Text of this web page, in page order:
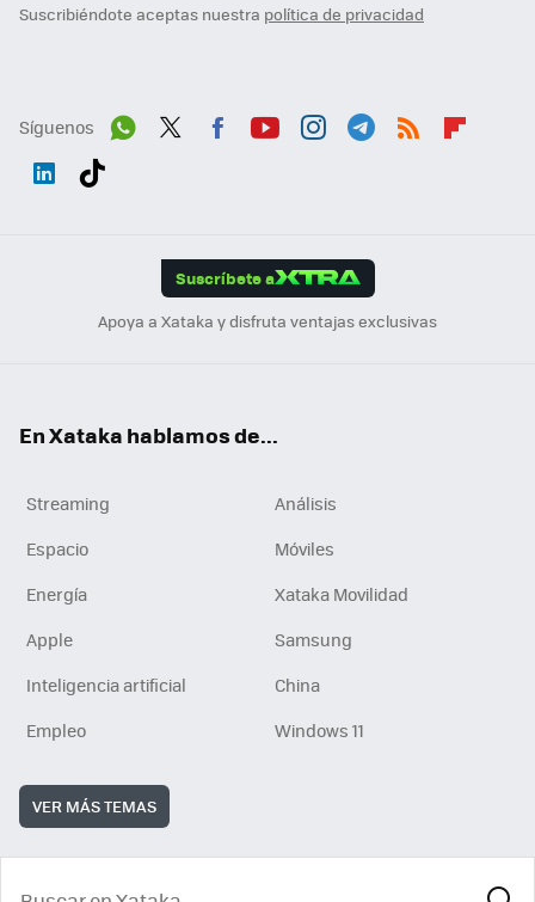
Suscribiéndote aceptas nuestra política de privacidad
Síguenos
Suscríbete a
Apoya a Xataka y disfruta ventajas exclusivas
En Xataka hablamos de...
Streaming
Análisis
Espacio
Móviles
Energía
Xataka Movilidad
Apple
Samsung
Inteligencia artificial
China
Empleo
Windows 11
VER MÁS TEMAS